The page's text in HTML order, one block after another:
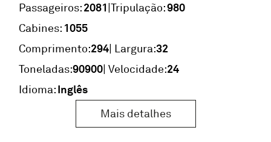
Passageiros:2081|Tripulação:980
Cabines: 1055
Comprimento:294| Largura:32
Toneladas:90900| Velocidade:24
Idioma:Inglês
Mais detalhes